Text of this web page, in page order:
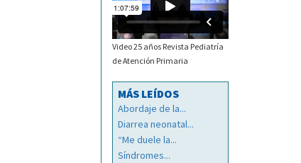
Video 25 años Revista Pediatría
de Atención Primaria
MÁS LEÍDOS
Abordaje de la...
Diarrea neonatal...
“Me duele la...
Síndromes...